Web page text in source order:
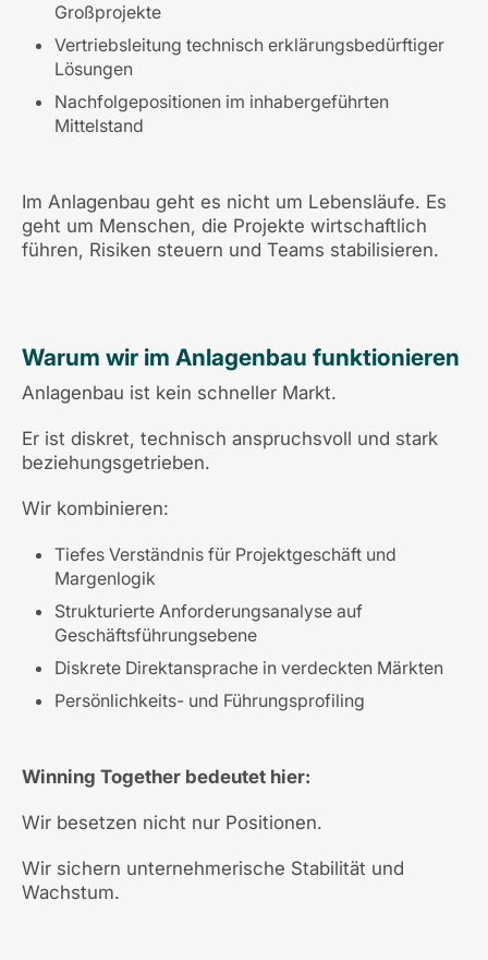
Großprojekte
Vertriebsleitung technisch erklärungsbedürftiger
Lösungen
Nachfolgepositionen im inhabergeführten
Mittelstand
Im Anlagenbau geht es nicht um Lebensläufe. Es
geht um Menschen, die Projekte wirtschaftlich
führen, Risiken steuern und Teams stabilisieren.
Warum wir im Anlagenbau funktionieren
Anlagenbau ist kein schneller Markt.
Er ist diskret, technisch anspruchsvoll und stark
beziehungsgetrieben.
Wir kombinieren:
Tiefes Verständnis für Projektgeschäft und
Margenlogik
Strukturierte Anforderungsanalyse auf
Geschäftsführungsebene
Diskrete Direktansprache in verdeckten Märkten
Persönlichkeits- und Führungsprofiling
Winning Together bedeutet hier:
Wir besetzen nicht nur Positionen.
Wir sichern unternehmerische Stabilität und
Wachstum.